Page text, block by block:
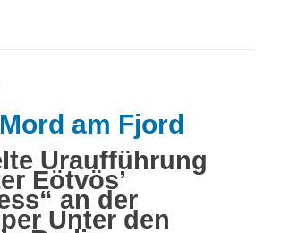
am Fjord
Uraufführung
Eötvös’
an der
Unter den